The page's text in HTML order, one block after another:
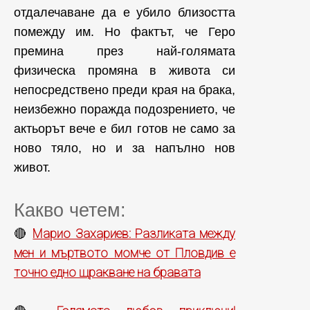
отдалечаване да е убило близостта
помежду им. Но фактът, че Геро
премина през най-голямата
физическа промяна в живота си
непосредствено преди края на брака,
неизбежно поражда подозрението, че
актьорът вече е бил готов не само за
ново тяло, но и за напълно нов
живот.
Какво четем:
🔴 Марио Захариев: Разликата между
мен и мъртвото момче от Пловдив е
точно едно щракване на бравата